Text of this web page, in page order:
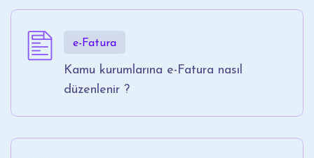
e-Fatura
Kamu kurumlarına e-Fatura nasıl
düzenlenir ?